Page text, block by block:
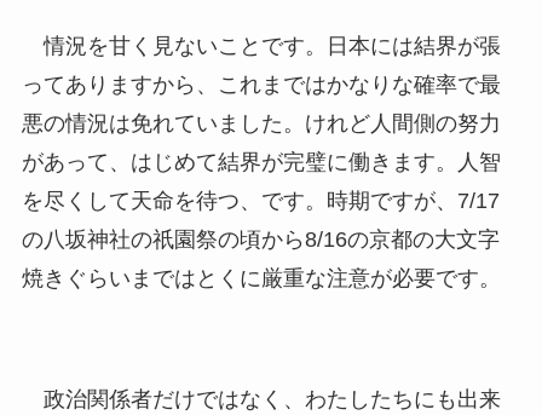
情況を甘く見ないことです。日本には結界が張
ってありますから、これまではかなりな確率で最
悪の情況は免れていました。けれど人間側の努力
があって、はじめて結界が完璧に働きます。人智
を尽くして天命を待つ、です。時期ですが、7/17
の八坂神社の祇園祭の頃から8/16の京都の大文字
焼きぐらいまではとくに厳重な注意が必要です。
政治関係者だけではなく、わたしたちにも出来